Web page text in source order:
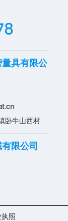
具有限公
卧牛山西村
限公司
照